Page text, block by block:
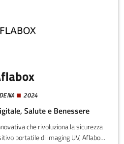
2024
Salute e Benessere
che rivoluziona la sicurezza
portatile di imaging UV, Aflabox.